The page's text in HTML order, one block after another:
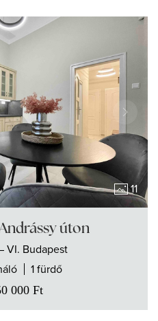
11
úton
VI. Budapest
1 fürdő
000 Ft